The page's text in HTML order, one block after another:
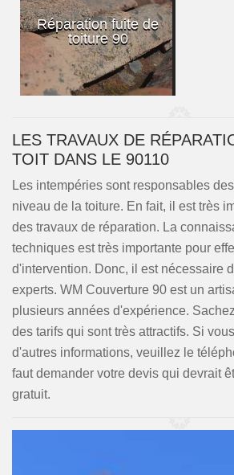
Réparation fuite de
toiture 90
LES TRAVAUX DE
TOIT DANS LE 90110
Les intempéries sont responsables
niveau de la toiture. En fait, il est très
des travaux de réparation. La
techniques est très importante pour
d'intervention. Donc, il est nécessaire
experts. WM Couverture 90 est un
plusieurs années d'expérience.
des tarifs qui sont très attractifs. Si
d'autres informations, veuillez le
faut demander votre devis qui devrait
gratuit.